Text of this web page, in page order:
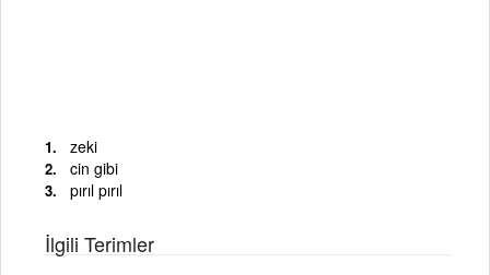
zeki
cin gibi
pırıl pırıl
İlgili Terimler